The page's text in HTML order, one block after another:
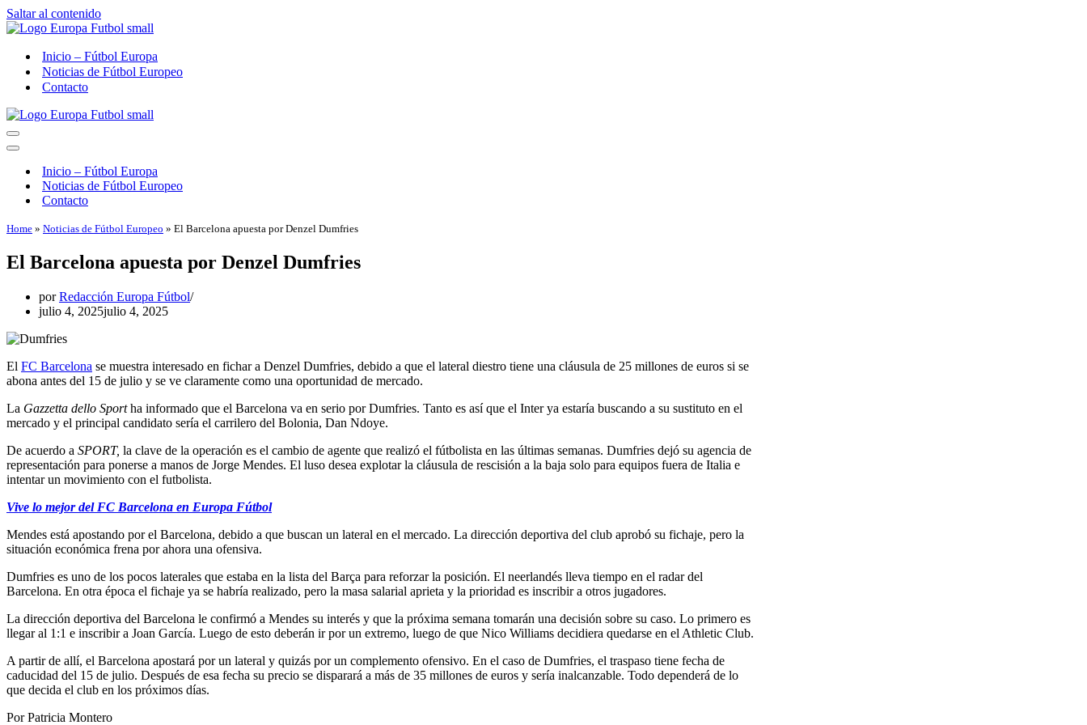
Saltar al contenido
Inicio – Fútbol Europa
Noticias de Fútbol Europeo
Contacto
Menú
de
Menú
navegaciónInicio – Fútbol Europa
Noticias de Fútbol Europeo
Contacto
Home » Noticias de Fútbol Europeo » El Barcelona apuesta por Denzel Dumfries
El Barcelona apuesta por Denzel Dumfries
porRedacción Europa Fútbol
julio 4, 2025julio 4, 2025
El FC Barcelona se muestra interesado en fichar a Denzel Dumfries, debido a que el lateral diestro tiene una cláusula de 25 millones de euros si se
abona antes del 15 de julio y se ve claramente como una oportunidad de mercado.
La Gazzetta dello Sportha informado que el Barcelona va en serio por Dumfries. Tanto es así que el Inter ya estaría buscando a su sustituto en el
mercado y el principal candidato sería el carrilero del Bolonia, Dan Ndoye.
De acuerdo a SPORT, la clave de la operación es el cambio de agente que realizó el fútbolista en las últimas semanas. Dumfries dejó su agencia de
representación para ponerse a manos de Jorge Mendes. El luso desea explotar la cláusula de rescisión a la baja solo para equipos fuera de Italia e
intentar un movimiento con el futbolista.
Vive lo mejor del FC Barcelona en Europa Fútbol
Mendes está apostando por el Barcelona, debido a que buscan un lateral en el mercado. La dirección deportiva del club aprobó su fichaje, pero la
situación económica frena por ahora una ofensiva.
Dumfries es uno de los pocos laterales que estaba en la lista del Barça para reforzar la posición. El neerlandés lleva tiempo en el radar del
Barcelona. En otra época el fichaje ya se habría realizado, pero la masa salarial aprieta y la prioridad es inscribir a otros jugadores.
La dirección deportiva del Barcelona le confirmó a Mendes su interés y que la próxima semana tomarán una decisión sobre su caso. Lo primero es
llegar al 1:1 e inscribir a Joan García. Luego de esto deberán ir por un extremo, luego de que Nico Williams decidiera quedarse en el Athletic Club.
A partir de allí, el Barcelona apostará por un lateral y quizás por un complemento ofensivo. En el caso de Dumfries, el traspaso tiene fecha de
caducidad del 15 de julio. Después de esa fecha su precio se disparará a más de 35 millones de euros y sería inalcanzable. Todo dependerá de lo
que decida el club en los próximos días.
Por Patricia Montero